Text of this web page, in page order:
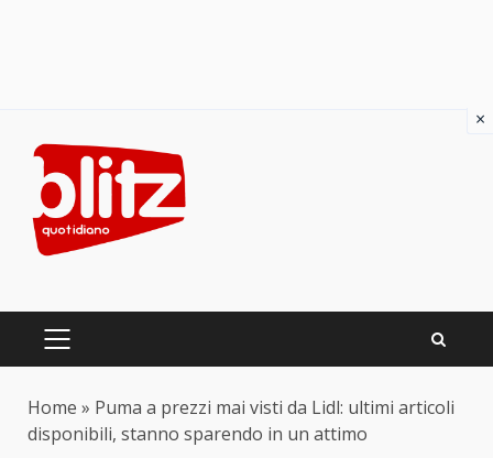
content
PRIMARY
Home » Puma a prezzi mai visti da Lidl: ultimi articoli
disponibili, stanno sparendo in un attimo
×